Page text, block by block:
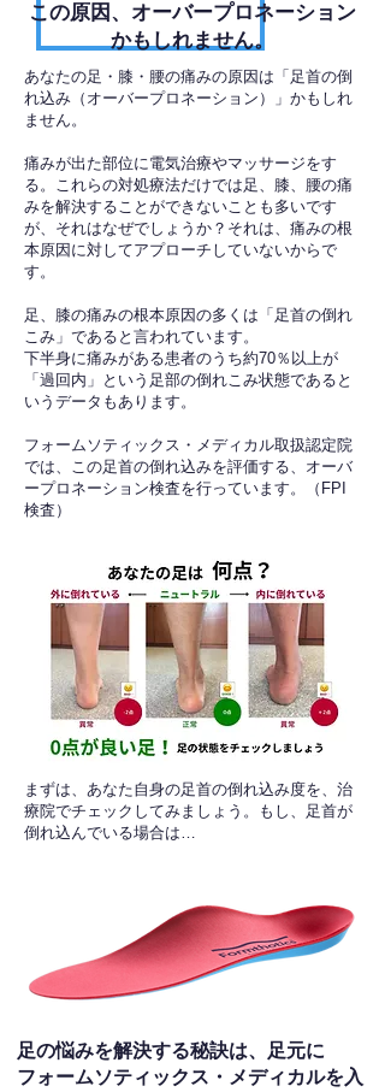
​この原因、オーバープロネーション
かもしれません。
あなたの足・膝・腰の痛みの原因は「足首の倒
れ込み（オーバープロネーション）」かもしれ
ません。
痛みが出た部位に電気治療やマッサージをす
る。これらの対処療法だけでは足、膝、腰の痛
みを解決することができないことも多いです
が、それはなぜでしょうか？それは、痛みの根
本原因に対してアプローチしていないからで
す。
足、膝の痛みの根本原因の多くは「足首の倒れ
こみ」であると言われています。
下半身に痛みがある患者のうち約70％以上が
「過回内」という足部の倒れこみ状態であると
いうデータもあります。
フォームソティックス・メディカル取扱認定院
では、この足首の倒れ込みを評価する、オーバ
ープロネーション検査を行っています。（FPI
検査）​
​まずは、あなた自身の足首の倒れ込み度を、治
療院でチェックしてみましょう。もし、足首が
倒れ込んでいる場合は…
足の悩みを解決する秘訣は、足元に
フォームソティックス・メディカルを入